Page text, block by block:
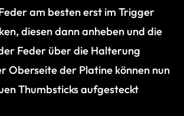
am besten erst im Trigger
diesen dann anheben und die
Feder über die Halterung
Oberseite der Platine können nun
Thumbsticks aufgesteckt